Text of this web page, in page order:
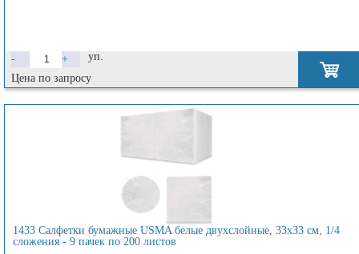
- +
уп.
Цена по запросу
1433 Салфетки бумажные USMA белые двухслойные, 33х33 см, 1/4
сложения - 9 пачек по 200 листов